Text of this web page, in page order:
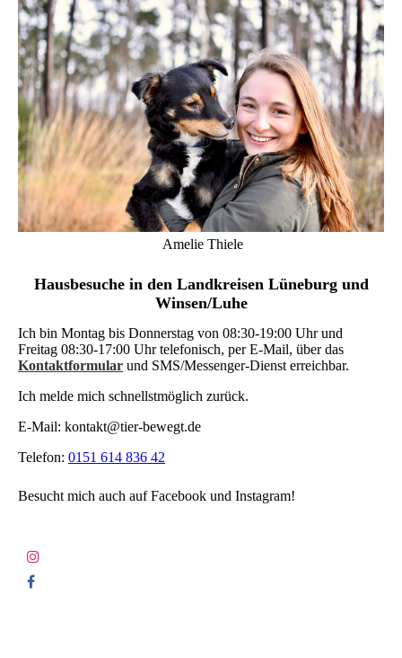
Amelie Thiele
Hausbesuche in den Landkreisen Lüneburg und
Winsen/Luhe
Ich bin Montag bis Donnerstag von 08:30-19:00 Uhr und
Freitag 08:30-17:00 Uhr telefonisch, per E-Mail, über das
Kontaktformular und SMS/Messenger-Dienst erreichbar.
Ich melde mich schnellstmöglich zurück.
E-Mail: kontakt@tier-bewegt.de
Telefon: 0151 614 836 42
Besucht mich auch auf Facebook und Instagram!